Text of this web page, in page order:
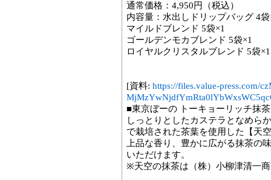
通常価格：4,950円（税込）
内容量：水出しドリップバッグ 4
マイルドブレンド 5袋×1
ゴールデンモカブレンド 5袋×1
ロイヤルクリスタルブレンド 5袋×1
[資料: https://files.value-press.com/
■東京ぼーの トーキョーリッチ抹
しっとりとしたカステラとなめら
で栽培された茶葉を使用した【天
上品な香り、豊かに広がる抹茶の
いただけます。
※天空の抹茶は（株）小柳津清一